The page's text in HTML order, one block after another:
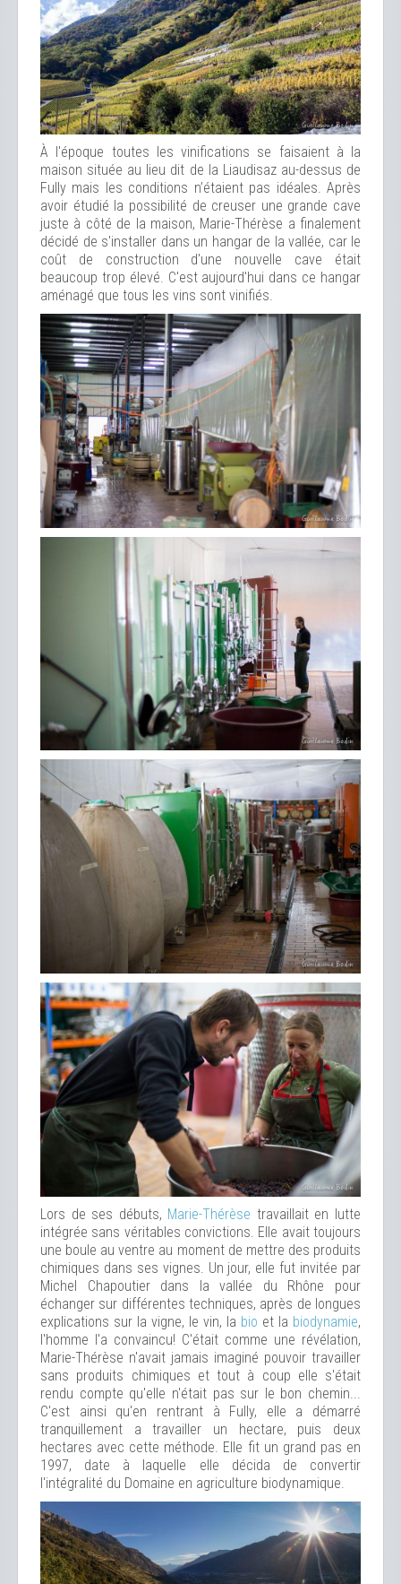
À l'époque toutes les vinifications se faisaient à la
maison située au lieu dit de la Liaudisaz au-dessus de
Fully mais les conditions n’étaient pas idéales. Après
avoir étudié la possibilité de creuser une grande cave
juste à côté de la maison, Marie-Thérèse a finalement
décidé de s'installer dans un hangar de la vallée, car le
coût de construction d'une nouvelle cave était
beaucoup trop élevé. C'est aujourd'hui dans ce hangar
aménagé que tous les vins sont vinifiés.
Lors de ses débuts, Marie-Thérèse travaillait en lutte
intégrée sans véritables convictions. Elle avait toujours
une boule au ventre au moment de mettre des produits
chimiques dans ses vignes. Un jour, elle fut invitée par
Michel Chapoutier dans la vallée du Rhône pour
échanger sur différentes techniques, après de longues
explications sur la vigne, le vin, la bio et la biodynamie,
l'homme l'a convaincu! C'était comme une révélation,
Marie-Thérèse n'avait jamais imaginé pouvoir travailler
sans produits chimiques et tout à coup elle s'était
rendu compte qu'elle n'était pas sur le bon chemin...
C'est ainsi qu'en rentrant à Fully, elle a démarré
tranquillement a travailler un hectare, puis deux
hectares avec cette méthode. Elle fit un grand pas en
1997, date à laquelle elle décida de convertir
l'intégralité du Domaine en agriculture biodynamique.